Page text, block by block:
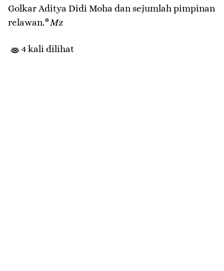
Golkar Aditya Didi Moha dan sejumlah pimpinan
relawan.*Mz
4 kali dilihat